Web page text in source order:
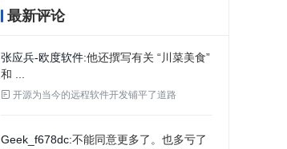
最新评论
张应兵-欧度软件 他还撰写有关 “川菜美食”
和 ...
 开源为当今的远程软件开发铺平了道路
Geek_f678dc 不能同意更多了。也多亏了